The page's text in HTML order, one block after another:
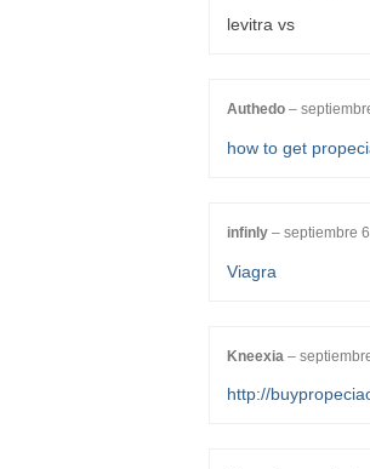
levitra vs
Authedo –
how to get
infinly – septiembre
Viagra
Kneexia –
http://